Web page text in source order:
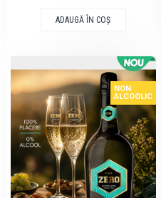
ADAUGĂ ÎN COŞ
NON
ALCOOLIC